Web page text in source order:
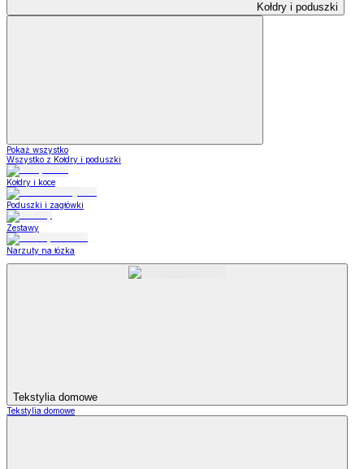
Kołdry i poduszki
Pokaż wszystko
Wszystko z Kołdry i poduszki
Kołdry i koce
Poduszki i zagłówki
Zestawy
Narzuty na łózka
Tekstylia domowe
Tekstylia domowe